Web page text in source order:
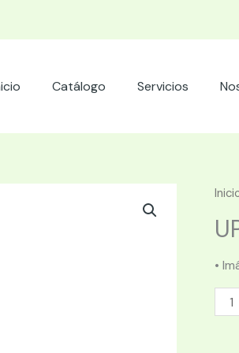
Catálogo Servicios
•
UPS